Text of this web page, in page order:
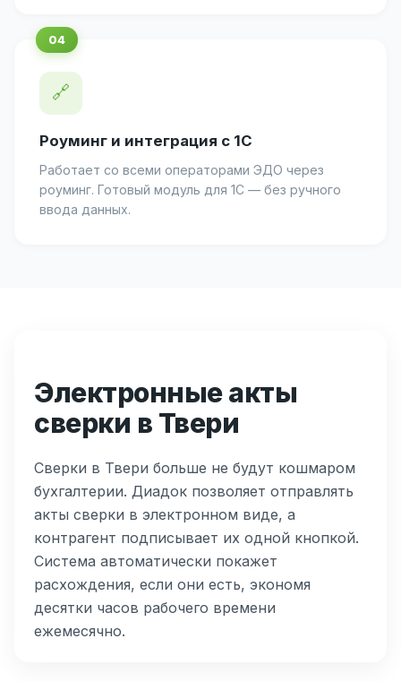
🔗
Роуминг и интеграция с 1С
Работает со всеми операторами ЭДО через
роуминг. Готовый модуль для 1С — без ручного
ввода данных.
Электронные акты
сверки в Твери
Сверки в Твери больше не будут кошмаром
бухгалтерии. Диадок позволяет отправлять
акты сверки в электронном виде, а
контрагент подписывает их одной кнопкой.
Система автоматически покажет
расхождения, если они есть, экономя
десятки часов рабочего времени
ежемесячно.